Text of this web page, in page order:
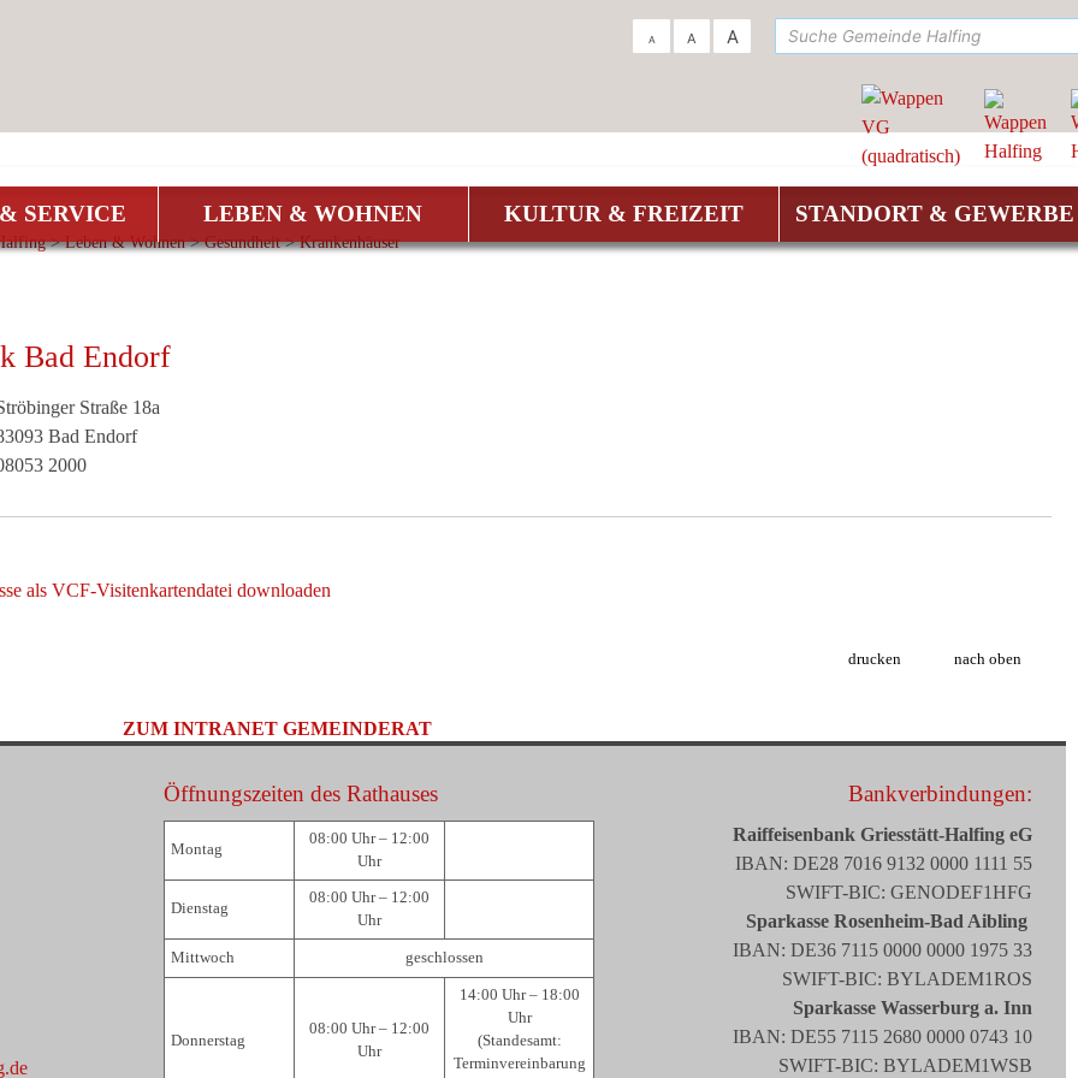
A A A
SERVICE LEBEN & WOHNEN KULTUR & FREIZEIT STANDORT & GEWERBE
>Leben & Wohnen>Gesundheit>Krankenhäuser
Bad Endorf
Straße 18a
Bad Endorf
2000
als VCF-Visitenkartendatei downloaden
drucken nach oben
ZUM INTRANET GEMEINDERAT
Öffnungszeiten des Rathauses
Montag
08:00 Uhr – 12:00
Uhr
Dienstag
08:00 Uhr – 12:00
Uhr
Mittwoch geschlossen
Donnerstag
08:00 Uhr – 12:00
Uhr
14:00 Uhr – 18:00
Uhr
(Standesamt:
Terminvereinbarung
Bankverbindungen:
Raiffeisenbank Griesstätt-Halfing eG
IBAN: DE28 7016 9132 0000 1111 55
SWIFT-BIC: GENODEF1HFG
Sparkasse Rosenheim-Bad Aibling
IBAN: DE36 7115 0000 0000 1975 33
SWIFT-BIC: BYLADEM1ROS
Sparkasse Wasserburg a. Inn
IBAN: DE55 7115 2680 0000 0743 10
SWIFT-BIC: BYLADEM1WSB